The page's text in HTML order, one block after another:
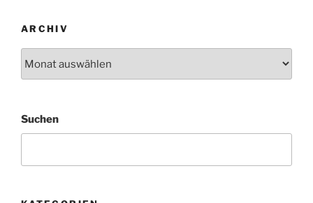
ARCHIV
Suchen